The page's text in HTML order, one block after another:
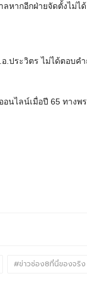
หากอีกฝ่ายจัดตั้งไม่ไ
.ประวิตร ไม่ได้ตอบค
นไลน์เมื่อปี 65 ทางพ
#ข่าวช่อง8ที่นี่ของจริง